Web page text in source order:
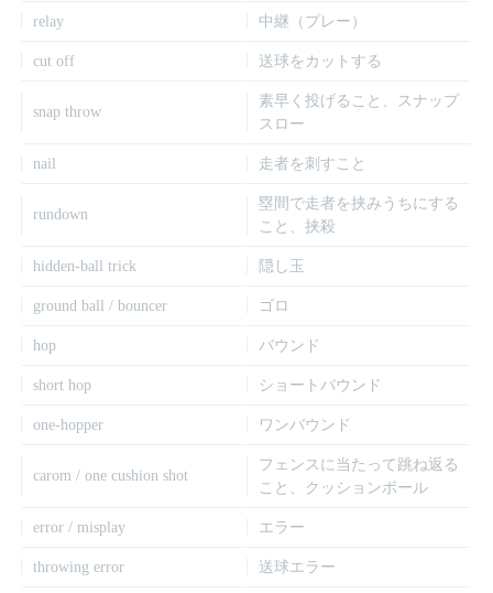
relay 中継（プレー）
cut off 送球をカットする
snap throw
素早く投げること、スナップ
スロー
nail 走者を刺すこと
rundown
塁間で走者を挟みうちにする
こと、挟殺
hidden-ball trick 隠し玉
ground ball / bouncer ゴロ
hop バウンド
short hop ショートバウンド
one-hopper ワンバウンド
carom / one cushion shot
フェンスに当たって跳ね返る
こと、クッションボール
error / misplay エラー
throwing error 送球エラー